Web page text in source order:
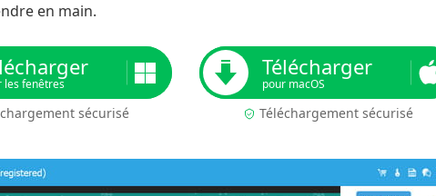
en main.
les fenêtres
sécurisé
Télécharger
pour macOS
Téléchargement sécurisé